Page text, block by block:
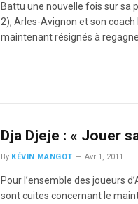
Battu une nouvelle fois sur sa
2), Arles-Avignon et son
maintenant résignés à regagner
Dja Djeje : « Jouer
By KÉVIN MANGOT Avr 1, 2011
Pour l’ensemble des joueurs
sont cuites concernant le